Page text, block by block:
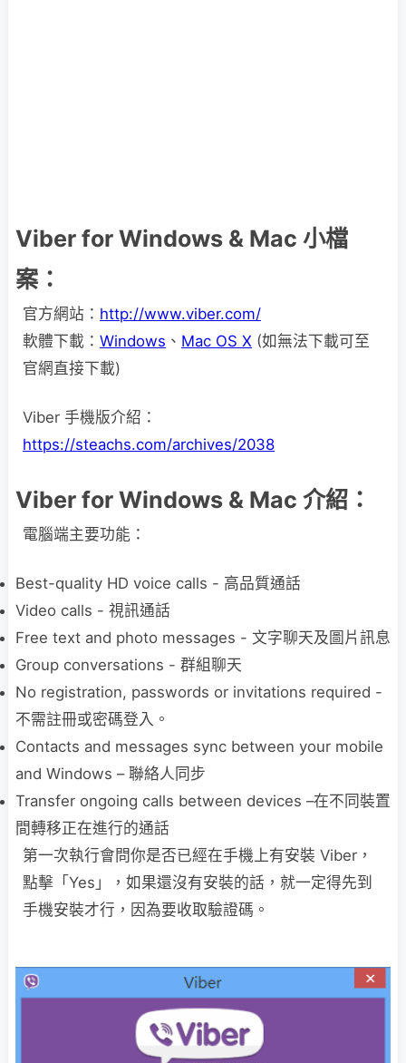
Viber for Windows & Mac 小檔
案：
官方網站： http://www.viber.com/
軟體下載： Windows 、 Mac OS X (如無法下載可至
官網直接下載)
Viber 手機版介紹：
https://steachs.com/archives/2038
Viber for Windows & Mac 介紹：
電腦端主要功能：
Best-quality HD voice calls - 高品質通話
Video calls - 視訊通話
Free text and photo messages - 文字聊天及圖片訊息
Group conversations - 群組聊天
No registration, passwords or invitations required -
不需註冊或密碼登入。
Contacts and messages sync between your mobile
and Windows – 聯絡人同步
Transfer ongoing calls between devices –在不同裝置
間轉移正在進行的通話
第一次執行會問你是否已經在手機上有安裝 Viber，
點擊「Yes」，如果還沒有安裝的話，就一定得先到
手機安裝才行，因為要收取驗證碼。